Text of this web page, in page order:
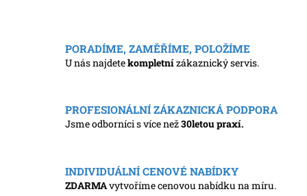
PORADÍME, ZAMĚŘÍME, POLOŽÍME
U nás najdetekompletnízákaznický servis.
PROFESIONÁLNÍ ZÁKAZNICKÁ PODPORA
Jsme odborníci s více než30letou praxí.
INDIVIDUÁLNÍ CENOVÉ NABÍDKY
ZDARMAvytvoříme cenovou nabídku na míru.